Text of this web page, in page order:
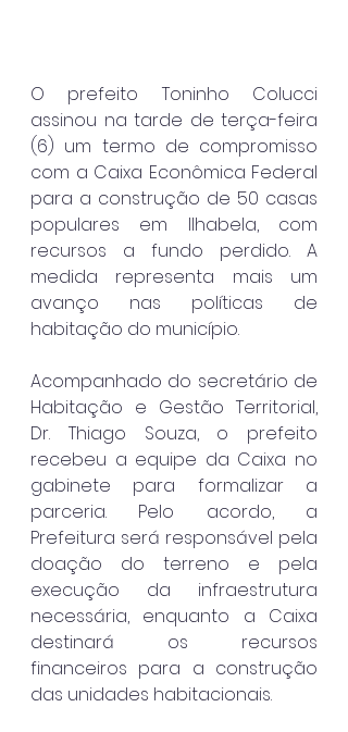
O prefeito Toninho Colucci
assinou na tarde de terça-feira
(6) um termo de compromisso
com a Caixa Econômica Federal
para a construção de 50 casas
populares em Ilhabela, com
recursos a fundo perdido. A
medida representa mais um
avanço nas políticas de
habitação do município.
Acompanhado do secretário de
Habitação e Gestão Territorial,
Dr. Thiago Souza, o prefeito
recebeu a equipe da Caixa no
gabinete para formalizar a
parceria. Pelo acordo, a
Prefeitura será responsável pela
doação do terreno e pela
execução da infraestrutura
necessária, enquanto a Caixa
destinará os recursos
financeiros para a construção
das unidades habitacionais.